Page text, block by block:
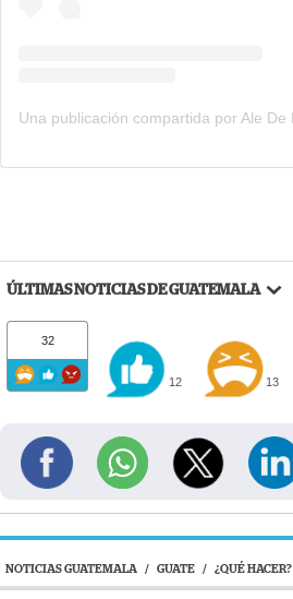
ÚLTIMAS NOTICIAS DE GUATEMALA
32
12 13
NOTICIAS GUATEMALA / GUATE / ¿QUÉ HACER?